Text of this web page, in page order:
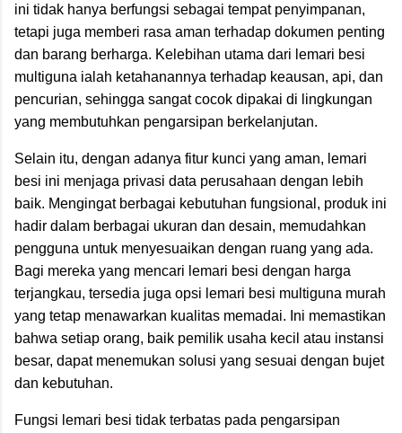
ini tidak hanya berfungsi sebagai tempat penyimpanan,
tetapi juga memberi rasa aman terhadap dokumen penting
dan barang berharga. Kelebihan utama dari lemari besi
multiguna ialah ketahanannya terhadap keausan, api, dan
pencurian, sehingga sangat cocok dipakai di lingkungan
yang membutuhkan pengarsipan berkelanjutan.
Selain itu, dengan adanya fitur kunci yang aman, lemari
besi ini menjaga privasi data perusahaan dengan lebih
baik. Mengingat berbagai kebutuhan fungsional, produk ini
hadir dalam berbagai ukuran dan desain, memudahkan
pengguna untuk menyesuaikan dengan ruang yang ada.
Bagi mereka yang mencari lemari besi dengan harga
terjangkau, tersedia juga opsi lemari besi multiguna murah
yang tetap menawarkan kualitas memadai. Ini memastikan
bahwa setiap orang, baik pemilik usaha kecil atau instansi
besar, dapat menemukan solusi yang sesuai dengan bujet
dan kebutuhan.
Fungsi lemari besi tidak terbatas pada pengarsipan